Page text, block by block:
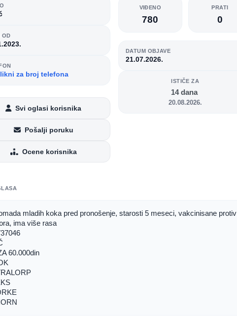
OD
za broj telefona
Svi oglasi korisnika
Pošalji poruku
Ocene korisnika
VIĐENO
780
PRATI
0
DATUM OBJAVE
21.07.2026.
ISTIČE ZA
14 dana
20.08.2026.
mladih koka pred pronošenje, starosti 5 meseci, vakcinisane protiv
ima više rasa
60.000din